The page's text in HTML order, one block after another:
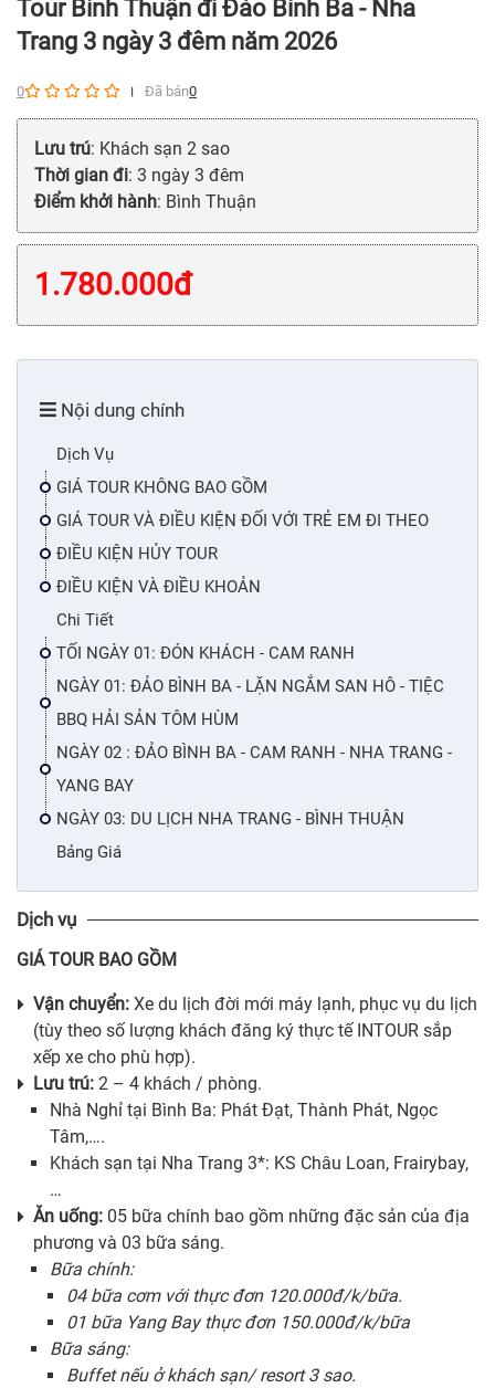
Tour Bình Thuận đi Đảo Bình Ba - Nha
Trang 3 ngày 3 đêm năm 2026
0 Đã bán0
Lưu trú: Khách sạn 2 sao
Thời gian đi: 3 ngày 3 đêm
Điểm khởi hành: Bình Thuận
1.780.000đ
Nội dung chính
Dịch Vụ
GIÁ TOUR KHÔNG BAO GỒM
GIÁ TOUR VÀ ĐIỀU KIỆN ĐỐI VỚI TRẺ EM ĐI THEO
ĐIỀU KIỆN HỦY TOUR
ĐIỀU KIỆN VÀ ĐIỀU KHOẢN
Chi Tiết
TỐI NGÀY 01: ĐÓN KHÁCH - CAM RANH
NGÀY 01: ĐẢO BÌNH BA - LẶN NGẮM SAN HÔ - TIỆC
BBQ HẢI SẢN TÔM HÙM
NGÀY 02 : ĐẢO BÌNH BA - CAM RANH - NHA TRANG -
YANG BAY
NGÀY 03: DU LỊCH NHA TRANG - BÌNH THUẬN
Bảng Giá
Dịch vụ
GIÁ TOUR BAO GỒM
Vận chuyển: Xe du lịch đời mới máy lạnh, phục vụ du lịch
(tùy theo số lượng khách đăng ký thực tế INTOUR sắp
xếp xe cho phù hợp).
Lưu trú: 2 – 4 khách / phòng.
Nhà Nghỉ tại Bình Ba: Phát Đạt, Thành Phát, Ngọc
Tâm,….
Khách sạn tại Nha Trang 3*: KS Châu Loan, Frairybay,
…
Ăn uống: 05 bữa chính bao gồm những đặc sản của địa
phương và 03 bữa sáng.
Bữa chính:
04 bữa cơm với thực đơn 120.000đ/k/bữa.
01 bữa Yang Bay thực đơn 150.000đ/k/bữa
Bữa sáng:
Buffet nếu ở khách sạn/ resort 3 sao.